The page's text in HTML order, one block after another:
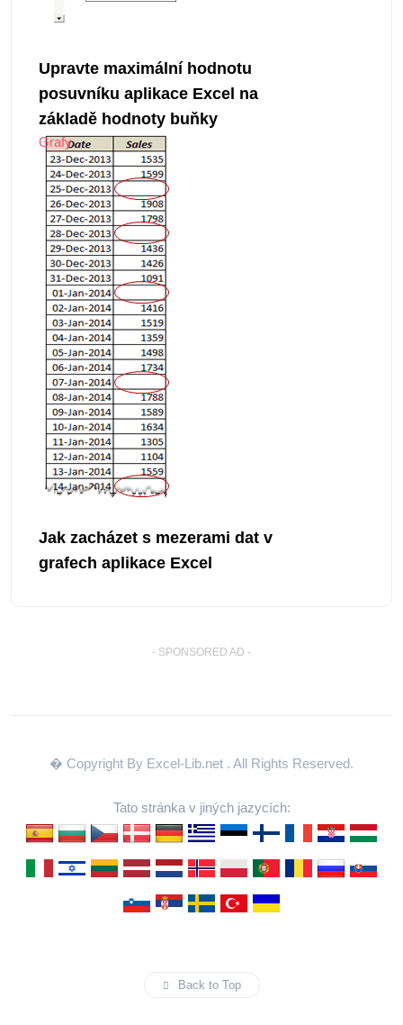
Upravte maximální hodnotu
posuvníku aplikace Excel na
základě hodnoty buňky
Grafy
Jak zacházet s mezerami dat v
grafech aplikace Excel
- SPONSORED AD -
� Copyright By Excel-Lib.net . All Rights Reserved.
Tato stránka v jiných jazycích:
Back to Top